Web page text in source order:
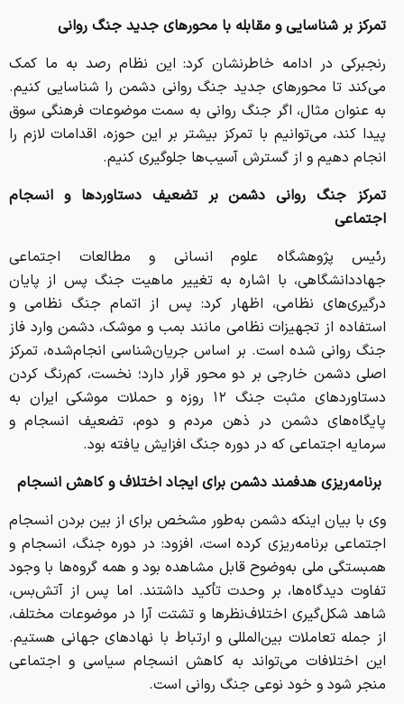
تمرکز بر شناسایی و مقابله با محورهای جدید جنگ روانی
رنجبرکی در ادامه خاطرنشان کرد: این نظام رصد به ما کمک
می‌کند تا محورهای جدید جنگ روانی دشمن را شناسایی کنیم.
به عنوان مثال، اگر جنگ روانی به سمت موضوعات فرهنگی سوق
پیدا کند، می‌توانیم با تمرکز بیشتر بر این حوزه، اقدامات لازم را
انجام دهیم و از گسترش آسیب‌ها جلوگیری کنیم.
تمرکز جنگ روانی دشمن بر تضعیف دستاوردها و انسجام
اجتماعی
رئیس پژوهشگاه علوم انسانی و مطالعات اجتماعی
جهاددانشگاهی، با اشاره به تغییر ماهیت جنگ پس از پایان
درگیری‌های نظامی، اظهار کرد: پس از اتمام جنگ نظامی و
استفاده از تجهیزات نظامی مانند بمب و موشک، دشمن وارد فاز
جنگ روانی شده است. بر اساس جریان‌شناسی انجام‌شده، تمرکز
اصلی دشمن خارجی بر دو محور قرار دارد؛ نخست، کم‌رنگ کردن
دستاوردهای مثبت جنگ ۱۲ روزه و حملات موشکی ایران به
پایگاه‌های دشمن در ذهن مردم و دوم، تضعیف انسجام و
سرمایه اجتماعی که در دوره جنگ افزایش یافته بود.
برنامه‌ریزی هدفمند دشمن برای ایجاد اختلاف و کاهش انسجام
وی با بیان اینکه دشمن به‌طور مشخص برای از بین بردن انسجام
اجتماعی برنامه‌ریزی کرده است، افزود: در دوره جنگ، انسجام و
همبستگی ملی به‌وضوح قابل مشاهده بود و همه گروه‌ها با وجود
تفاوت دیدگاه‌ها، بر وحدت تأکید داشتند. اما پس از آتش‌بس،
شاهد شکل‌گیری اختلاف‌نظرها و تشتت آرا در موضوعات مختلف،
از جمله تعاملات بین‌المللی و ارتباط با نهادهای جهانی هستیم.
این اختلافات می‌تواند به کاهش انسجام سیاسی و اجتماعی
منجر شود و خود نوعی جنگ روانی است.